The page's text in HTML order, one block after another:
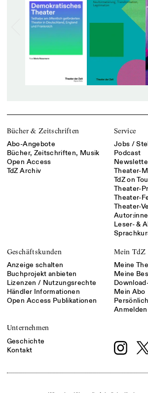
Bücher & Zeitschriften
Abo-Angebote
Bücher, Zeitschriften, Musik
Open Access
TdZ Archiv
Service
Jobs /
Podcast
Theater-
TdZ on
Theater-
Theater-
Theater-
Leser- &
Geschäftskunden
Anzeige schalten
Buchprojekt anbieten
Lizenzen / Nutzungsrechte
Händler Informationen
Open Access Publikationen
Mein TdZ
Meine
Meine
Mein Abo
Anmelden
Unternehmen
Geschichte
Kontakt